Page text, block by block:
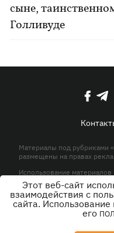
сыне,
Голливуде
Материалы под рубриками
размещены на правах
Использование
активной гиперссылки на
© ООО «ЮЛАВ
Этот веб-сайт
взаимодействия с
сайта. Использование
его